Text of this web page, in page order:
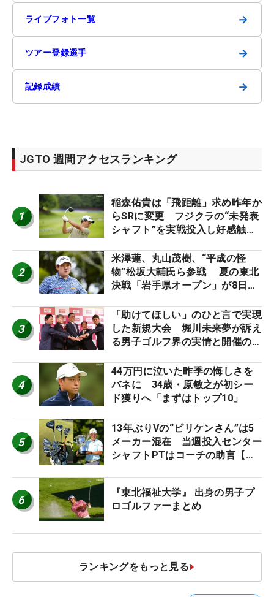
ライブフォト一覧 →
ツアー登録選手 →
記録成績 →
JGTO 週間アクセスランキング
1
稲森佑貴は「飛距離」求め昨年か
らSRに変更 フジクラの“未発表
シャフト”を実戦投入し好感触
ーのヒトネタ！】
2
米澤蓮、丸山茂樹、“平成の怪
物”松坂大輔氏ら参戦 夏の東北
決戦「岩手県オープン」が8日開
3
「助けてほしい」のひと言で実現
した新規大会 堀川未来夢が訴え
る男子ゴルフ界の実情と開催の舞
4
44万円に泣いた昨季の悔しさを
バネに 34歳・原敏之が初シー
ド獲りへ「まずはトップ10」
5
13年ぶりVの“ビリケンさん”は5
メーカー混在 当週投入センター
シャフトPTはコーチの助言【勝
6
『東北福祉大学』 出身の男子プ
ロゴルファーまとめ
ランキングをもっと見る